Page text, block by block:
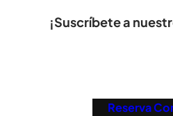
¡Suscríbete a
Reserva